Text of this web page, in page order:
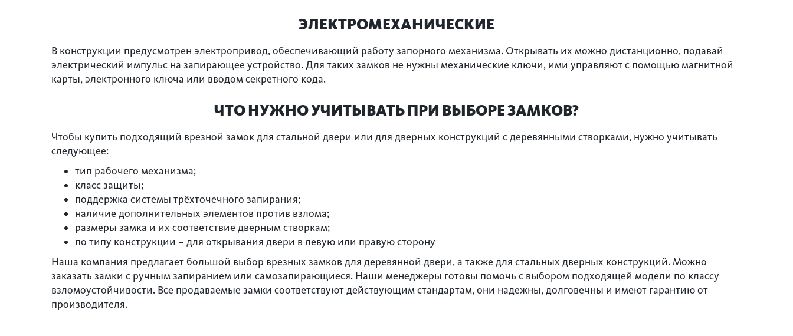
ЭЛЕКТРОМЕХАНИЧЕСКИЕ
В конструкции предусмотрен электропривод, обеспечивающий работу запорного механизма. Открывать их можно дистанционно, подавай
электрический импульс на запирающее устройство. Для таких замков не нужны механические ключи, ими управляют с помощью магнитной
карты, электронного ключа или вводом секретного кода.
ЧТО НУЖНО УЧИТЫВАТЬ ПРИ ВЫБОРЕ ЗАМКОВ?
Чтобы купить подходящий врезной замок для стальной двери или для дверных конструкций с деревянными створками, нужно учитывать
следующее:
тип рабочего механизма;
класс защиты;
поддержка системы трёхточечного запирания;
наличие дополнительных элементов против взлома;
размеры замка и их соответствие дверным створкам;
по типу конструкции – для открывания двери в левую или правую сторону
Наша компания предлагает большой выбор врезных замков для деревянной двери, а также для стальных дверных конструкций. Можно
заказать замки с ручным запиранием или самозапирающиеся. Наши менеджеры готовы помочь с выбором подходящей модели по классу
взломоустойчивости. Все продаваемые замки соответствуют действующим стандартам, они надежны, долговечны и имеют гарантию от
производителя.